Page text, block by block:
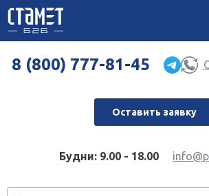
8 (800) 777-81-45
Оставить заявку
Будни: 9.00 - 18.00